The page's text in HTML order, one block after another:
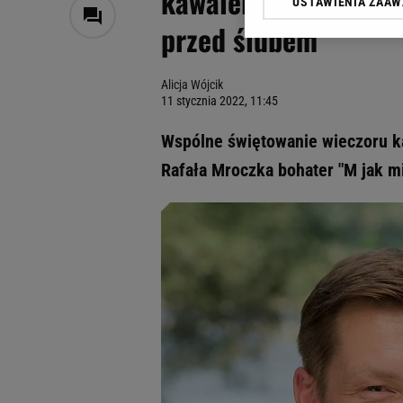
przed ślubem
Alicja Wójcik
11 stycznia 2022, 11:45
Wspólne świętowanie wieczoru
Rafała Mroczka bohater "M jak
Klikając „Akceptuję”
dotyczące plików
Użycie dokładnych
Przechowywanie
badnie odbiorców i